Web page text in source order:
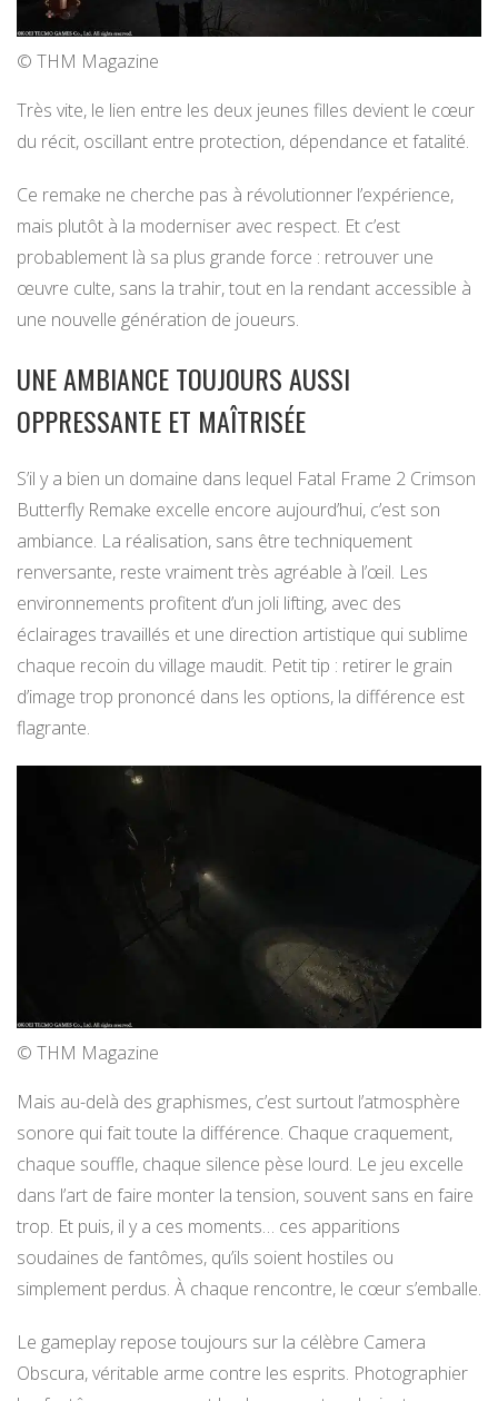
© THM Magazine
Très vite, le lien entre les deux jeunes filles devient le cœur
du récit, oscillant entre protection, dépendance et fatalité.
Ce remake ne cherche pas à révolutionner l’expérience,
mais plutôt à la moderniser avec respect. Et c’est
probablement là sa plus grande force : retrouver une
œuvre culte, sans la trahir, tout en la rendant accessible à
une nouvelle génération de joueurs.
UNE AMBIANCE TOUJOURS AUSSI
OPPRESSANTE ET MAÎTRISÉE
S’il y a bien un domaine dans lequel Fatal Frame 2 Crimson
Butterfly Remake excelle encore aujourd’hui, c’est son
ambiance. La réalisation, sans être techniquement
renversante, reste vraiment très agréable à l’œil. Les
environnements profitent d’un joli lifting, avec des
éclairages travaillés et une direction artistique qui sublime
chaque recoin du village maudit. Petit tip : retirer le grain
d’image trop prononcé dans les options, la différence est
flagrante.
© THM Magazine
Mais au-delà des graphismes, c’est surtout l’atmosphère
sonore qui fait toute la différence. Chaque craquement,
chaque souffle, chaque silence pèse lourd. Le jeu excelle
dans l’art de faire monter la tension, souvent sans en faire
trop. Et puis, il y a ces moments… ces apparitions
soudaines de fantômes, qu’ils soient hostiles ou
simplement perdus. À chaque rencontre, le cœur s’emballe.
Le gameplay repose toujours sur la célèbre Camera
Obscura, véritable arme contre les esprits. Photographier